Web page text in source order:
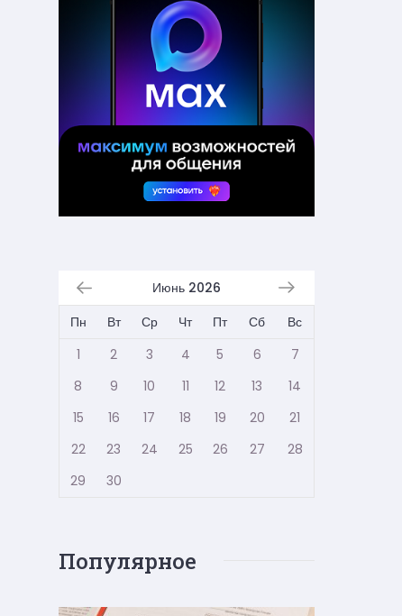
Июнь 2026
Пн
Вт Ср Чт Пт Сб
Вс
1
2 3 4 5 6
7
8
9 10 11 12 13
14
15
16 17 18 19 20
21
22
23 24 25 26 27
28
29
30
Популярное